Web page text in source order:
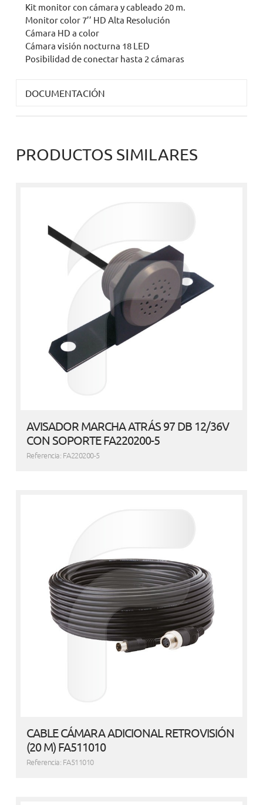
Kit monitor con cámara y cableado 20 m.
Monitor color 7’’ HD Alta Resolución
Cámara HD a color
Cámara visión nocturna 18 LED
Posibilidad de conectar hasta 2 cámaras
DOCUMENTACIÓN
PRODUCTOS SIMILARES
AVISADOR MARCHA ATRÁS 97 DB 12/36V
CON SOPORTE FA220200-5
Referencia: FA220200-5
CABLE CÁMARA ADICIONAL RETROVISIÓN
(20 M) FA511010
Referencia: FA511010